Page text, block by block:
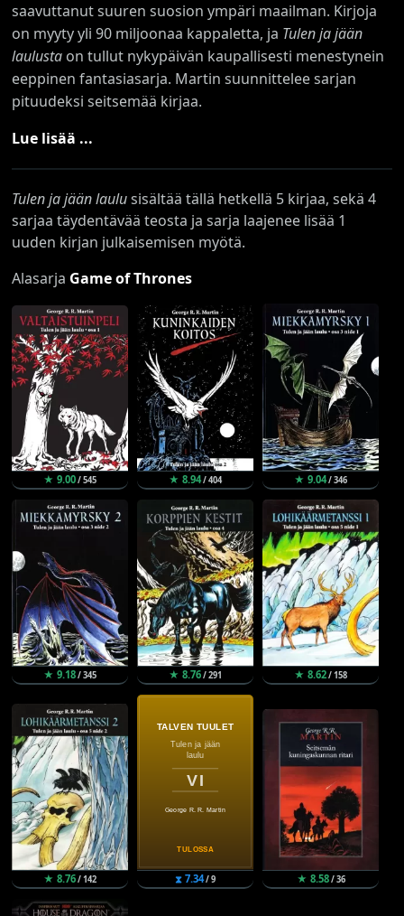
saavuttanut suuren suosion ympäri maailman. Kirjoja
on myyty yli 90 miljoonaa kappaletta, ja Tulen ja jään
laulusta on tullut nykypäivän kaupallisesti menestynein
eeppinen fantasiasarja. Martin suunnittelee sarjan
pituudeksi seitsemää kirjaa.
Lue lisää ...
Tulen ja jään laulusisältää tällä hetkellä 5 kirjaa, sekä 4
sarjaa täydentävää teosta ja sarja laajenee lisää 1
uuden kirjan julkaisemisen myötä.
Alasarja Game of Thrones
★ 9.00/ 545 ★ 8.94/ 404 ★ 9.04/ 346
★ 9.18/ 345 ★ 8.76/ 291 ★ 8.62/ 158
★ 8.76/ 142 ⧗ 7.34/ 9 ★ 8.58/ 36